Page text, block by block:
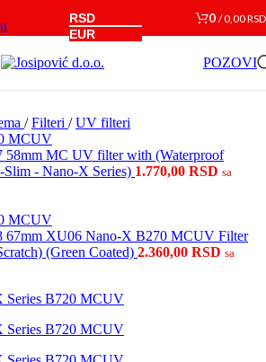
to main content
RSD
EUR
0 /0,00RSD
POZOVI
/ Filteri / UV filteri
58mm MC UV filter with (Waterproof
Slim - Nano-X Series) 1.770,00 RSD sa
67mm XU06 Nano-X B270 MCUV Filter
(Green Coated) 2.360,00 RSD sa